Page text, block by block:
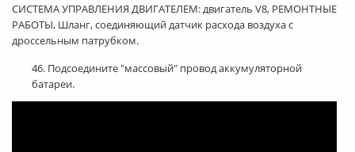
СИСТЕМА УПРАВЛЕНИЯ ДВИГАТЕЛЕМ: двигатель V8, РЕМОНТНЫЕ
РАБОТЫ, Шланг, соединяющий датчик расхода воздуха с
дроссельным патрубком.
46. Подсоедините "массовый" провод аккумуляторной
батареи.